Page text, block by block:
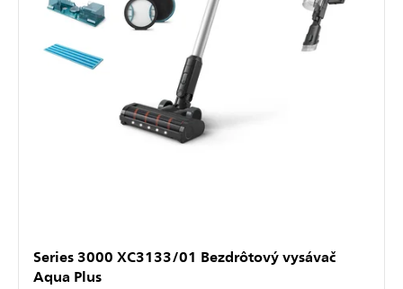
Series 3000 XC3133/01 Bezdrôtový vysávač
Aqua Plus